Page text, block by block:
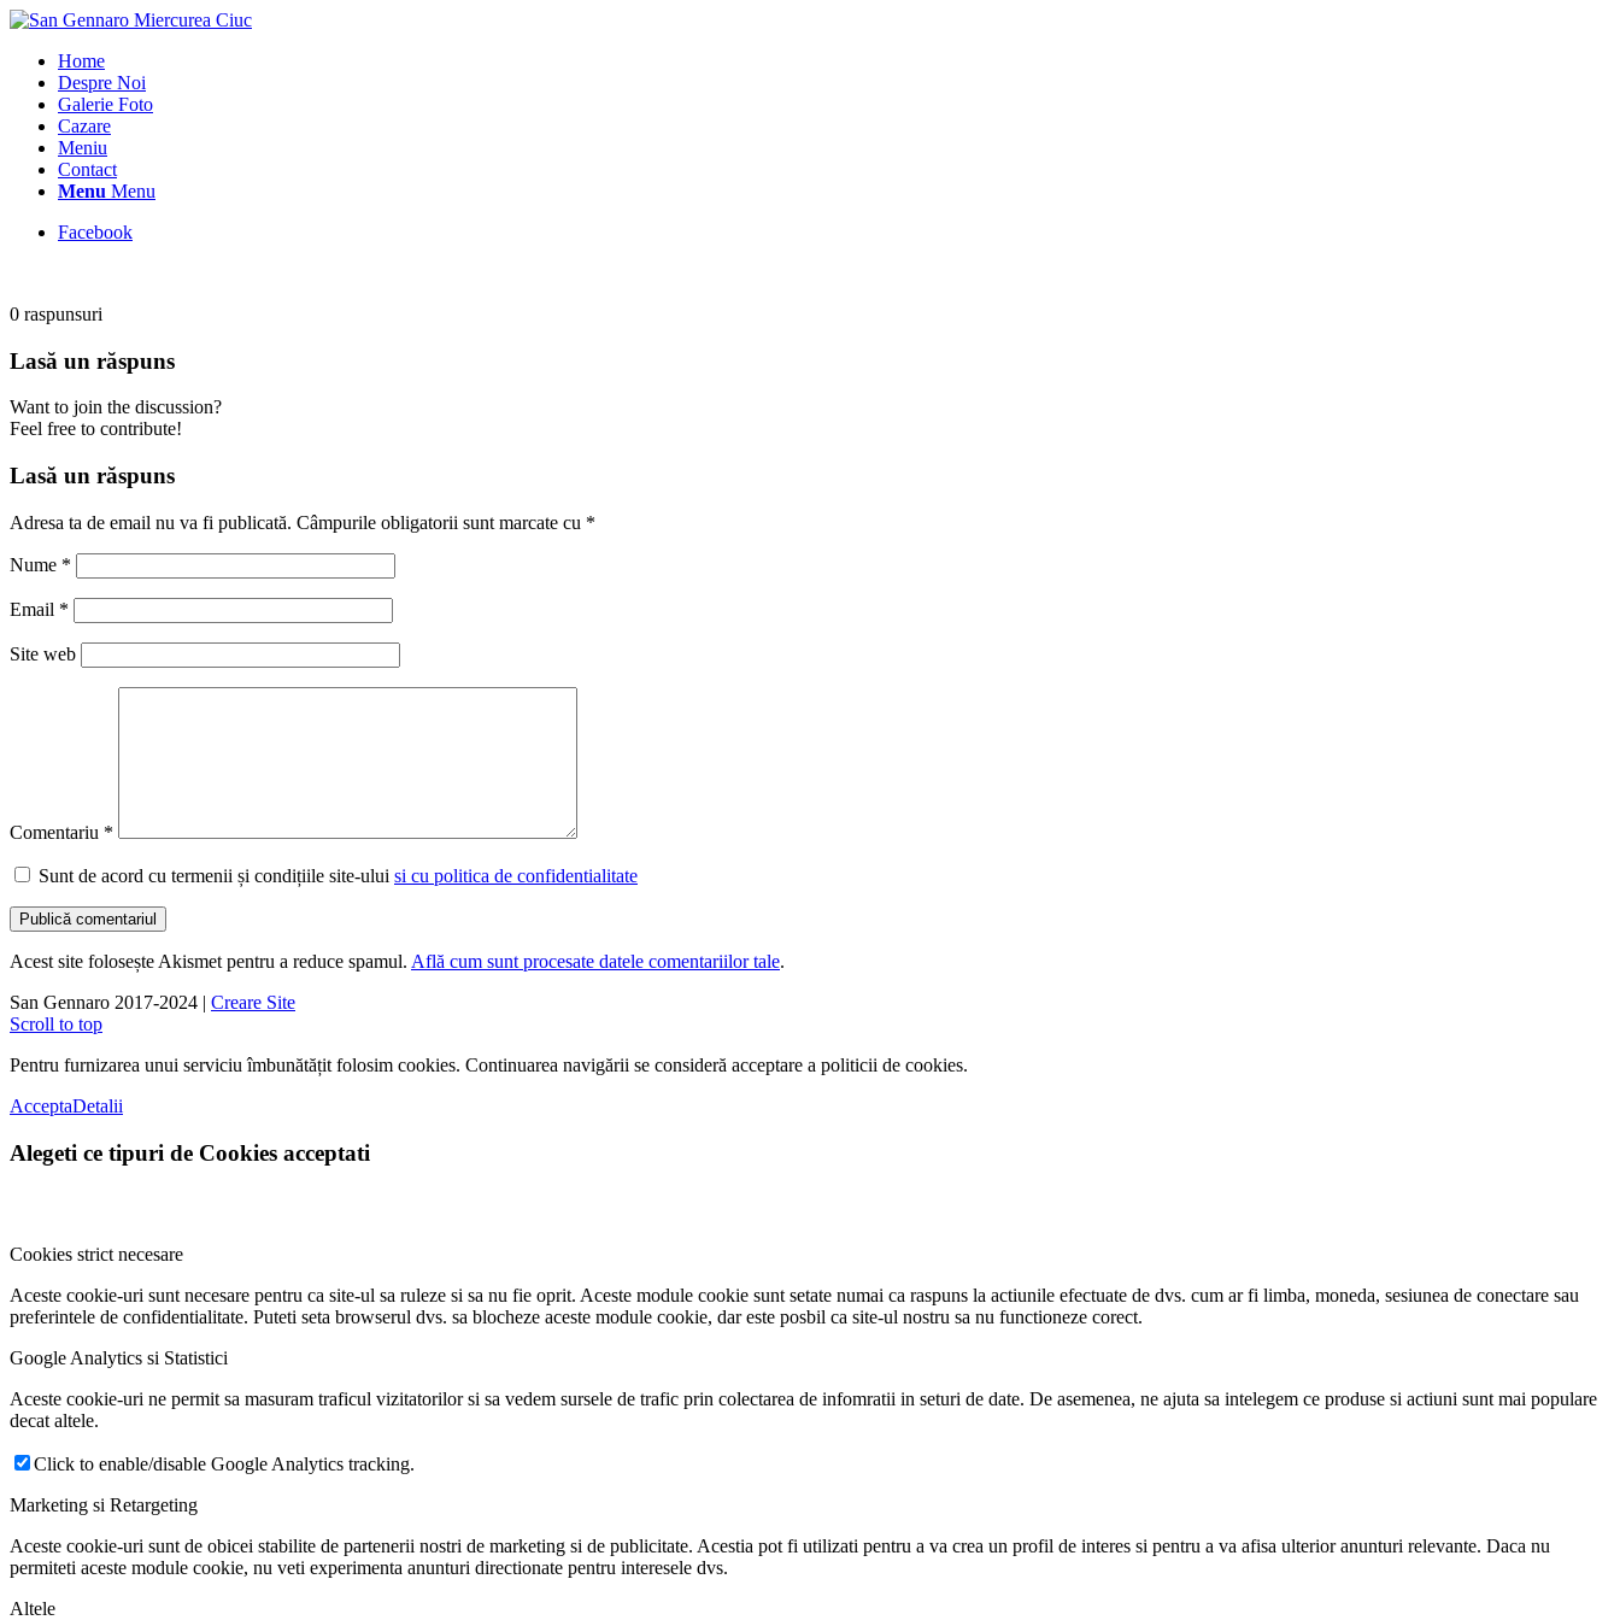
Home
Despre Noi
Galerie Foto
Cazare
Meniu
Contact
Menu Menu
Facebook
0 raspunsuri
Lasă un răspuns
Want to join the discussion?
Feel free to contribute!
Lasă un răspuns
Adresa ta de email nu va fi publicată. Câmpurile obligatorii sunt marcate cu *
Nume *
Email *
Site web
Comentariu *
Sunt de acord cu termenii și condițiile site-ului si cu politica de confidentialitate
Acest site folosește Akismet pentru a reduce spamul. Află cum sunt procesate datele comentariilor tale.
San Gennaro 2017-2024 | Creare Site
Scroll to top
Pentru furnizarea unui serviciu îmbunătățit folosim cookies. Continuarea navigării se consideră acceptare a politicii de cookies.
AcceptaDetalii
Alegeti ce tipuri de Cookies acceptati
Cookies strict necesare
Aceste cookie-uri sunt necesare pentru ca site-ul sa ruleze si sa nu fie oprit. Aceste module cookie sunt setate numai ca raspuns la actiunile efectuate de dvs. cum ar fi limba, moneda, sesiunea de conectare sau
preferintele de confidentialitate. Puteti seta browserul dvs. sa blocheze aceste module cookie, dar este posbil ca site-ul nostru sa nu functioneze corect.
Google Analytics si Statistici
Aceste cookie-uri ne permit sa masuram traficul vizitatorilor si sa vedem sursele de trafic prin colectarea de infomratii in seturi de date. De asemenea, ne ajuta sa intelegem ce produse si actiuni sunt mai populare
decat altele.
Click to enable/disable Google Analytics tracking.
Marketing si Retargeting
Aceste cookie-uri sunt de obicei stabilite de partenerii nostri de marketing si de publicitate. Acestia pot fi utilizati pentru a va crea un profil de interes si pentru a va afisa ulterior anunturi relevante. Daca nu
permiteti aceste module cookie, nu veti experimenta anunturi directionate pentru interesele dvs.
Altele